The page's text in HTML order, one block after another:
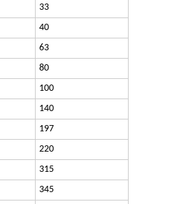
33
40
63
80
100
140
197
220
315
345